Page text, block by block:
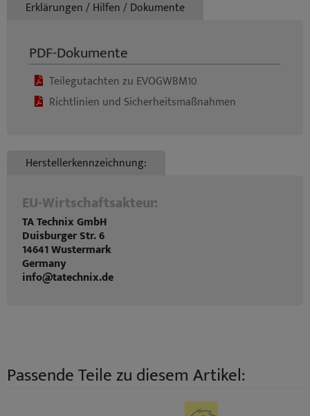
Erklärungen / Hilfen / Dokumente
PDF-Dokumente
Teilegutachten zu EVOGWBM10
Richtlinien und Sicherheitsmaßnahmen
Herstellerkennzeichnung:
EU-Wirtschaftsakteur:
TA Technix GmbH
Duisburger Str. 6
14641 Wustermark
Germany
info@tatechnix.de
Passende Teile zu diesem Artikel: